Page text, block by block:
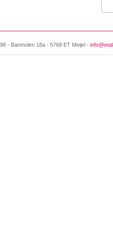
- Banmolen 18a - 5768 ET Meijel -